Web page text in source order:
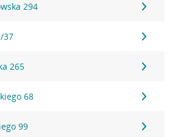
294
37
265
68
99